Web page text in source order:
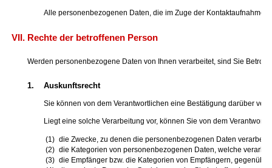
Alle personenbezogenen Daten, die im Zuge der Kontaktaufnahme
VII. Rechte der betroffenen Person
Werden personenbezogene Daten von Ihnen verarbeitet, sind Sie
1. Auskunftsrecht
Sie können von dem Verantwortlichen eine Bestätigung darüber
Liegt eine solche Verarbeitung vor, können Sie von dem
die Zwecke, zu denen die personenbezogenen Daten
die Kategorien von personenbezogenen Daten, welche
die Empfänger bzw. die Kategorien von Empfängern,